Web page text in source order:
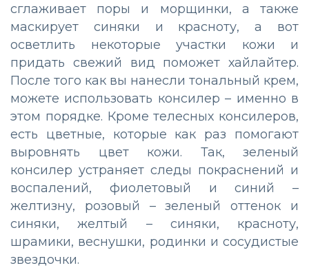
сглаживает поры и морщинки, а также
маскирует синяки и красноту, а вот
осветлить некоторые участки кожи и
придать свежий вид поможет хайлайтер.
После того как вы нанесли тональный крем,
можете использовать консилер – именно в
этом порядке. Кроме телесных консилеров,
есть цветные, которые как раз помогают
выровнять цвет кожи. Так, зеленый
консилер устраняет следы покраснений и
воспалений, фиолетовый и синий –
желтизну, розовый – зеленый оттенок и
синяки, желтый – синяки, красноту,
шрамики, веснушки, родинки и сосудистые
звездочки.